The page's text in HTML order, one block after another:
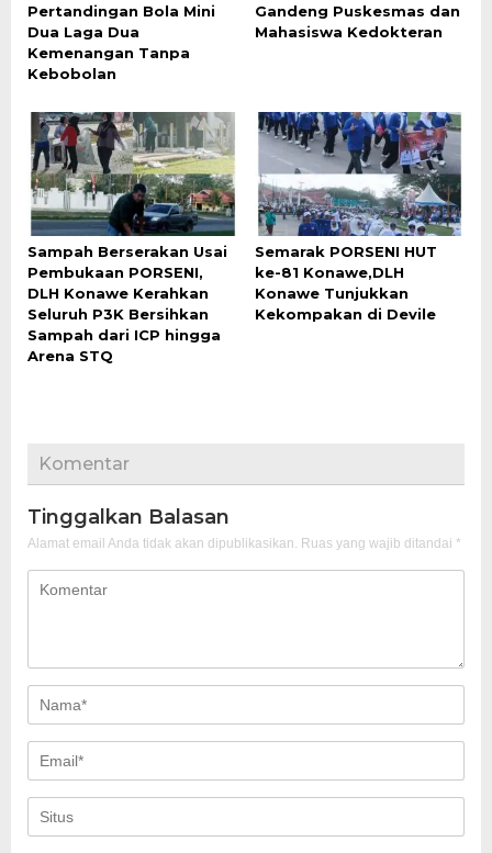
Pertandingan Bola Mini
Dua Laga Dua
Kemenangan Tanpa
Kebobolan
Gandeng Puskesmas dan
Mahasiswa Kedokteran
Sampah Berserakan Usai
Pembukaan PORSENI,
DLH Konawe Kerahkan
Seluruh P3K Bersihkan
Sampah dari ICP hingga
Arena STQ
Semarak PORSENI HUT
ke-81 Konawe,DLH
Konawe Tunjukkan
Kekompakan di Devile
Komentar
Tinggalkan Balasan
Alamat email Anda tidak akan dipublikasikan. Ruas yang wajib ditandai *